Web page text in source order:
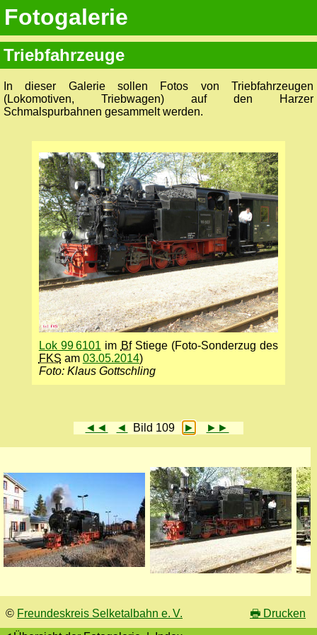
Fotogalerie
Triebfahrzeuge
In dieser Galerie sollen Fotos von Triebfahrzeugen
(Lokomotiven, Triebwagen) auf den Harzer
Schmalspurbahnen gesammelt werden.
Lok 99 6101 im BfStiege (Foto-Sonderzug des
FKS am 03.05.2014)
Foto: Klaus Gottschling
◄◄ ◄ Bild 109 ► ►►
© Freundeskreis Selketalbahn e. V. 🖶 Drucken